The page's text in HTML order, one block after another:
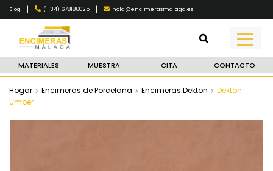
Blog | (+34) 678186025 | hola@encimerasmalaga.es
MATERIALES MUESTRA CITA CONTACTO
Hogar Encimeras de Porcelana Encimeras Dekton
Dekton
Umber